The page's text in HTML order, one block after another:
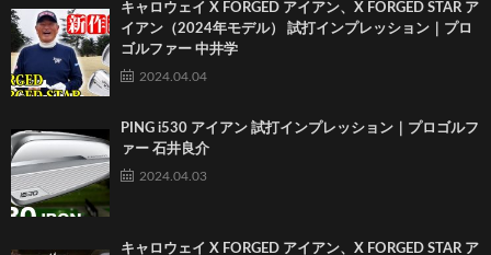
キャロウェイ X FORGED アイアン、X FORGED STAR ア
イアン（2024年モデル） 試打インプレッション｜プロ
ゴルファー 中井学
2024.04.04
PING i530 アイアン 試打インプレッション｜プロゴルフ
ァー 石井良介
2024.04.03
キャロウェイ X FORGED アイアン、X FORGED STAR ア